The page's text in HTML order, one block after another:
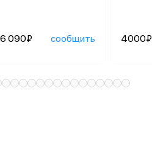
090₽ сообщить 4000₽